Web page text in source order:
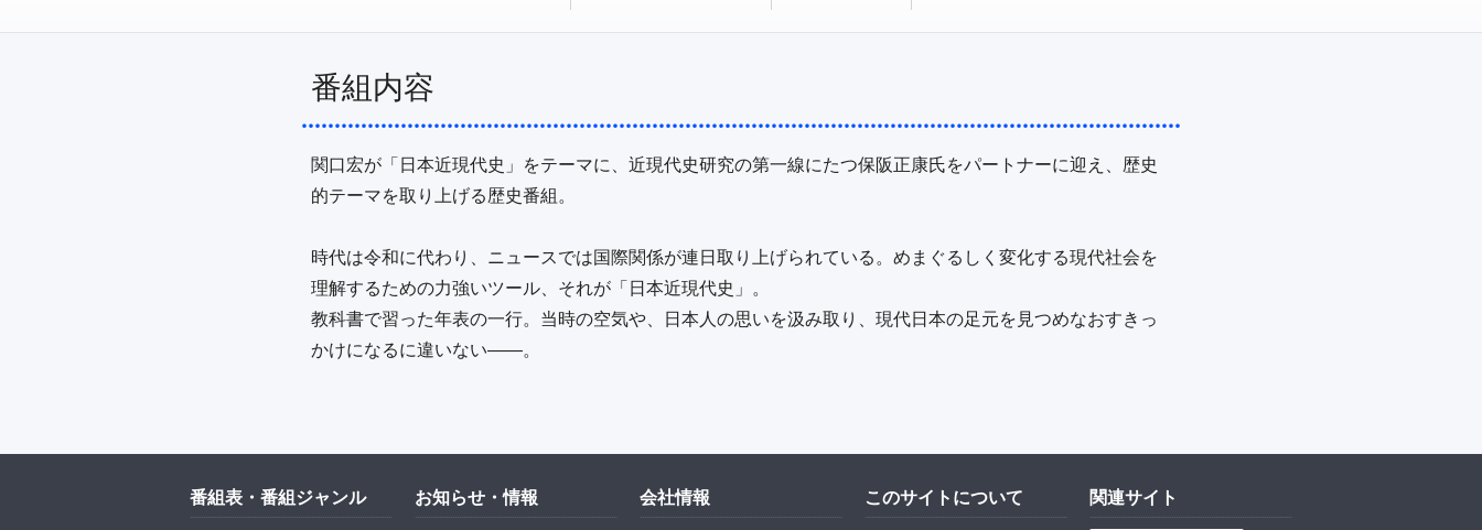
番組内容
関口宏が「日本近現代史」をテーマに、近現代史研究の第一線にたつ保阪正康氏をパートナーに迎え、歴史
的テーマを取り上げる歴史番組。
時代は令和に代わり、ニュースでは国際関係が連日取り上げられている。めまぐるしく変化する現代社会を
理解するための力強いツール、それが「日本近現代史」。
教科書で習った年表の一行。当時の空気や、日本人の思いを汲み取り、現代日本の足元を見つめなおすきっ
番組表・番組ジャンル お知らせ・情報 会社情報 このサイトについて 関連サイト